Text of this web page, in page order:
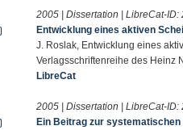
2005 | Dissertation | LibreCat-ID:
Entwicklung eines aktiven
J. Roslak, Entwicklung eines
Verlagsschriftenreihe des Heinz
LibreCat
2005 | Dissertation | LibreCat-ID:
Ein Beitrag zur